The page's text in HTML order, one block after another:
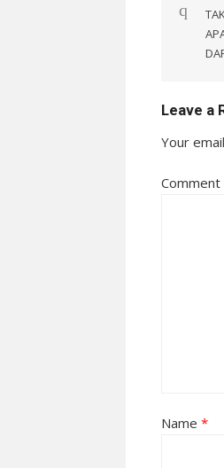
Leave a
Your
Comment
Name *